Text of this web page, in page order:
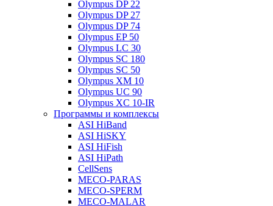
Olympus DP 22
Olympus DP 27
Olympus DP 74
Olympus EP 50
Olympus LC 30
Olympus SC 180
Olympus SC 50
Olympus XM 10
Olympus UC 90
Olympus XC 10-IR
Программы и комплексы
ASI HiBand
ASI HiSKY
ASI HiFish
ASI HiPath
CellSens
MECO-PARAS
MECO-SPERM
MECO-MALAR